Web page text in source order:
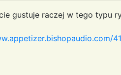
gustuje raczej w tego typu